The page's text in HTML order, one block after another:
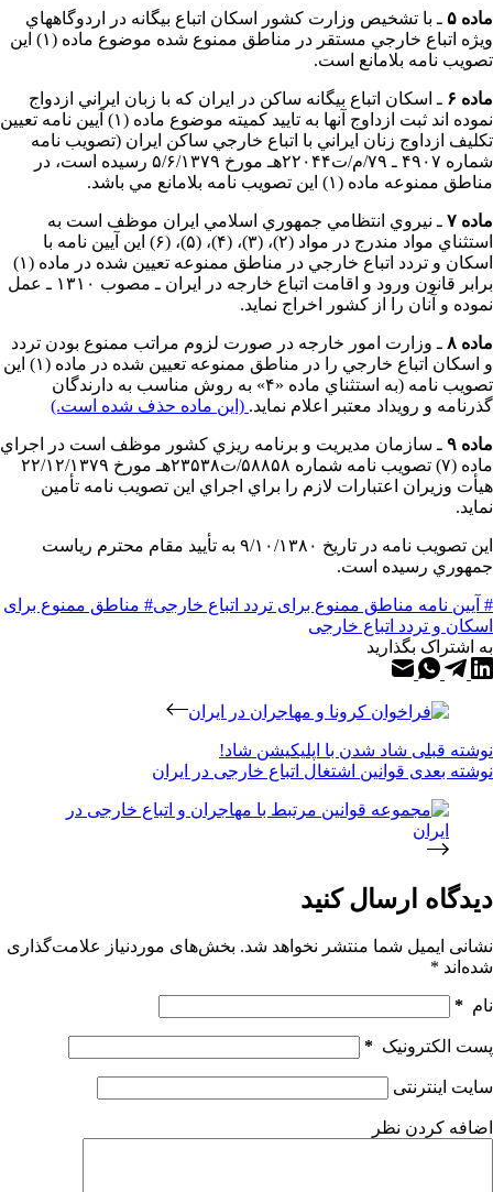
ماده ۵
ـ با تشخيص وزارت كشور اسكان اتباع بيگانه در اردوگاههاي
ويژه اتباع خارجي مستقر در مناطق ممنوع شده موضوع ماده (۱) اين
تصويب نامه بلامانع است.
ماده ۶
ـ اسكان اتباع بيگانه ساكن در ايران كه با زبان ايراني ازدواج
نموده اند ثبت ازداوج آنها به تاييد كميته موضوع ماده (۱) آيين نامه تعيين
تكليف ازداوج زنان ايراني با اتباع خارجي ساكن ايران (تصويب نامه
شماره ۴۹۰۷ ـ ۷۹/م/ت۲۲۰۴۴هـ مورخ ۵/۶/۱۳۷۹ رسيده است، در
مناطق ممنوعه ماده (۱) اين تصويب نامه بلامانع مي باشد.
ماده ۷
ـ نيروي انتظامي جمهوري اسلامي ايران موظف است به
استثناي مواد مندرج در مواد (۲)، (۳)، (۴)، (۵)، (۶) اين آيين نامه با
اسكان و تردد اتباع خارجي در مناطق ممنوعه تعيين شده در ماده (۱)
برابر قانون ورود و اقامت اتباع خارجه در ايران ـ مصوب ۱۳۱۰ ـ عمل
نموده و آنان را از كشور اخراج نمايد.
ماده ۸
ـ وزارت امور خارجه در صورت لزوم مراتب ممنوع بودن تردد
و اسكان اتباع خارجي را در مناطق ممنوعه تعيين شده در ماده (۱) اين
تصويب نامه (به استثناي ماده «۴» به روش مناسب به دارندگان
گذرنامه و رويداد معتبر اعلام نمايد. (این ماده حذف شده است.)
ماده ۹
ـ سازمان مديريت و برنامه ريزي كشور موظف است در اجراي
ماده (۷) تصويب نامه شماره ۵۸۸۵۸/ت۲۳۵۳۸هـ مورخ ۲۲/۱۲/۱۳۷۹
هيأت وزيران اعتبارات لازم را براي اجراي اين تصويب نامه تأمين
نمايد.
اين تصويب نامه در تاريخ ۹/۱۰/۱۳۸۰ به تأييد مقام محترم رياست
جمهوري رسيده است.
# آیین ‌نامه مناطق ممنوع برای تردد اتباع خارجی# مناطق ممنوع برای
اسکان و تردد اتباع خارجی
به اشتراک بگذارید
نوشته قبلی شاد شدن با اپلیکیشن شاد!
نوشته بعدی قوانین اشتغال اتباع خارجی در ایران
دیدگاه ارسال کنید
نشانی ایمیل شما منتشر نخواهد شد. بخش‌های موردنیاز علامت‌گذاری
شده‌اند *
نام *
پست الکترونیک *
سایت اینترنتی
اضافه کردن نظر